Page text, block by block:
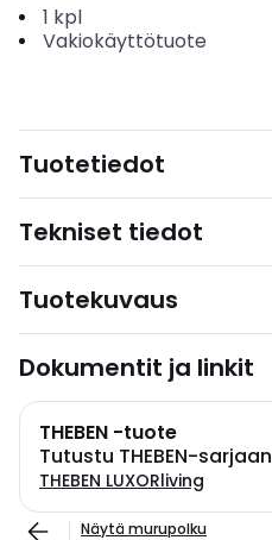
1 kpl
Vakiokäyttötuote
Tuotetiedot
Tekniset tiedot
Tuotekuvaus
Dokumentit ja linkit
THEBEN -tuote
Tutustu THEBEN-sarjaan
THEBEN LUXORliving
Näytä murupolku